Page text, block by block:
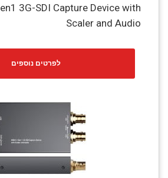
3G-SDI Capture Device with
Scaler and Audio
לפרטים נוספים